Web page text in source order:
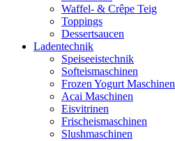
Waffel- & Crêpe Teig
Toppings
Dessertsaucen
Ladentechnik
Speiseeistechnik
Softeismaschinen
Frozen Yogurt Maschinen
Acai Maschinen
Eisvitrinen
Frischeismaschinen
Slushmaschinen